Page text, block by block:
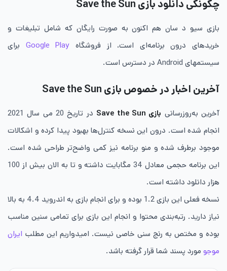
چگونگی دانلود بازی Save the Sun
بازی سیو د سان هم اکنون به صورت رایگان که شامل تبلیغات و
خریدهای درون برنامه‌ای است، از فروشگاه Google Play برای
سیستم‎های Android در دسترس است.
آخرین اخبار در خصوص بازی Save the Sun
آخرین به‌روزرسانی بازی Save the Sun
در تاریخ 20 می سال 2021
انجام شده است. درون این نسخه کنترل‌ها بهبود پیدا کرده و اشکالات
موجود برطرف شده و منو برنامه نیز کمی واضح‌تر طراحی شده است.
این برنامه حجمی معادل 34 مگابایت داشته و تا به الان بیش از 100
هزار دانلود داشته است.
نسخه فعلی این بازی 1.2 بوده و برای انجام بازی به اندروید 4.4 به بالا
نیاز دارید. رتبه‌بندی محتوا و انجام این بازی برای تمامی سنین مناسب
بوده و مختص به رنج سنی خاصی نیست. امیدواریم این مطلب ایران
موجو مورد پسند شما قرار گرفته باشد.